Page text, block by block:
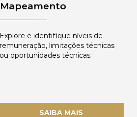
Mapeamento
Explore e identifique níveis de
remuneração, limitações técnicas
ou oportunidades técnicas.
SAIBA MAIS